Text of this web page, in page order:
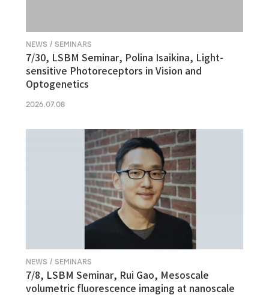
NEWS / SEMINARS
7/30, LSBM Seminar, Polina Isaikina, Light-
sensitive Photoreceptors in Vision and
Optogenetics
2026.07.08
NEWS / SEMINARS
7/8, LSBM Seminar, Rui Gao, Mesoscale
volumetric fluorescence imaging at nanoscale